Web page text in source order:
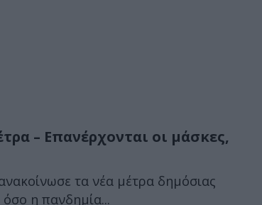
– Επανέρχονται οι μάσκες,
τα νέα μέτρα δημόσιας
η πανδημία...